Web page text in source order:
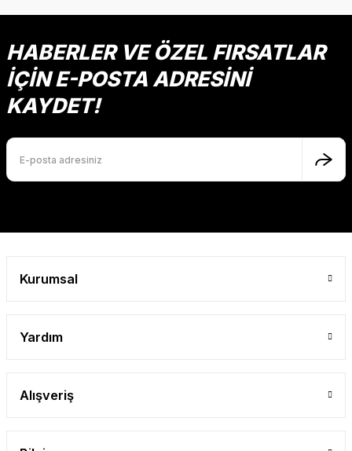
Ürün resmi kalitesiz, bozuk veya görüntülenemiyor.
Ürün açıklamasında eksik bilgiler bulunuyor.
Ürün bilgilerinde hatalar bulunuyor.
HABERLER VE ÖZEL FIRSATLAR
İÇİN E-POSTA ADRESİNİ
KAYDET!
Kurumsal
Yardım
Alışveriş